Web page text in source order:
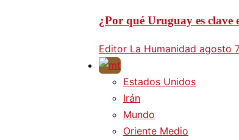
¿Por qué Uruguay es clave
Editor La Humanidad agosto
Estados Unidos
Irán
Mundo
Oriente Medio